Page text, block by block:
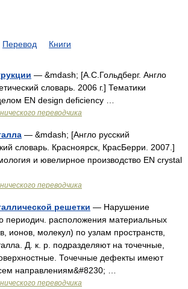
Перевод Книги
— &mdash; [А.С.Гольдберг. Англо
словарь. 2006 г.] Тематики
EN design deficiency …
переводчика
— &mdash; [Англо русский
словарь. Красноярск, КрасБерри. 2007.]
и ювелирное производство EN crystal
переводчика
решетки — Нарушение
периодич. расположения материальных
ионов, молекул) по узлам пространств,
Д. к. р. подразделяют на точечные,
Точечные дефекты имеют
направлениям&#8230; …
переводчика